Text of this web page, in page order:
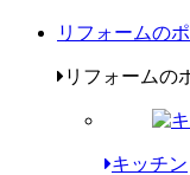
リフォームの
リフォームの
キッチン